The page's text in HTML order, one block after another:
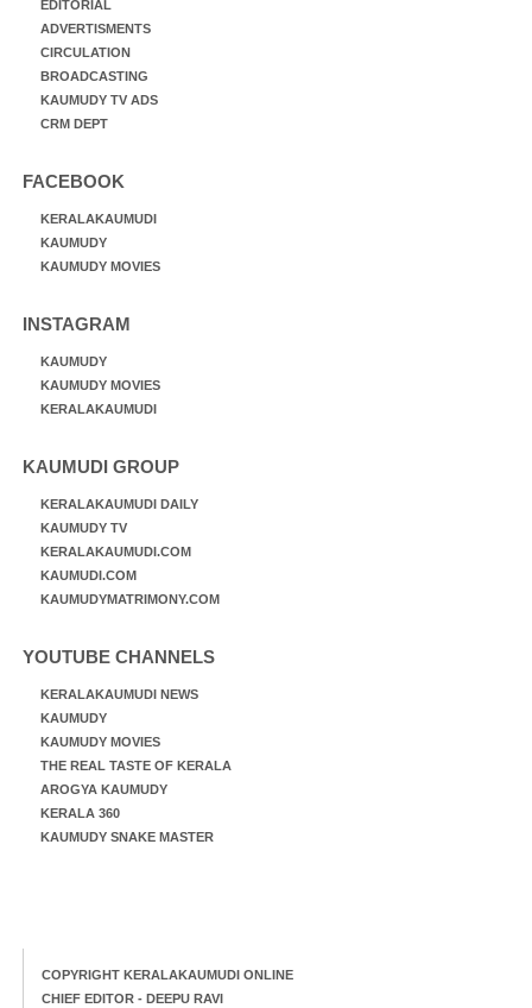
EDITORIAL
ADVERTISMENTS
CIRCULATION
BROADCASTING
KAUMUDY TV ADS
CRM DEPT
FACEBOOK
KERALAKAUMUDI
KAUMUDY
KAUMUDY MOVIES
INSTAGRAM
KAUMUDY
KAUMUDY MOVIES
KERALAKAUMUDI
KAUMUDI GROUP
KERALAKAUMUDI DAILY
KAUMUDY TV
KERALAKAUMUDI.COM
KAUMUDI.COM
KAUMUDYMATRIMONY.COM
YOUTUBE CHANNELS
KERALAKAUMUDI NEWS
KAUMUDY
KAUMUDY MOVIES
THE REAL TASTE OF KERALA
AROGYA KAUMUDY
KERALA 360
KAUMUDY SNAKE MASTER
COPYRIGHT KERALAKAUMUDI ONLINE
CHIEF EDITOR - DEEPU RAVI